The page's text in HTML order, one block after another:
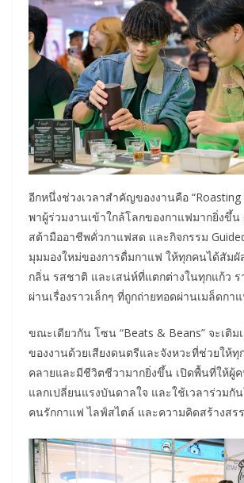
อีกหนึ่งช่วงเวลาสำคัญของงานคือ “Roasting
พาผู้ร่วมงานเข้าใกล้โลกของกาแฟมากยิ่งขึ้
สต้ามืออาชีพคั่วกาแฟสด และกิจกรรม
มุมมองใหม่ของการดื่มกาแฟ ให้ทุกคนได้สัมผั
กลิ่น รสชาติ และเสน่ห์ที่แตกต่างในทุกแก้ว ร
ผ่านเรื่องราวเล็กๆ ที่ถูกถ่ายทอดผ่านเมล็ดกา
ขณะเดียวกัน โซน “Beats & Beans” จะเติม
ของงานด้วยเสียงดนตรีและจังหวะที่ช่วยให้ทุ
คลายและมีชีวิตชีวามากยิ่งขึ้น เปิดพื้นที่ให้ผู้
แลกเปลี่ยนแรงบันดาลใจ และใช้เวลาร่วมกั
คนรักกาแฟ ไลฟ์สไตล์ และความคิดสร้างสร